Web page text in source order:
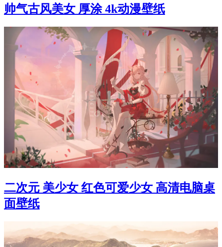
帅气古风美女 厚涂 4k动漫壁纸
二次元 美少女 红色可爱少女 高清电脑桌
面壁纸